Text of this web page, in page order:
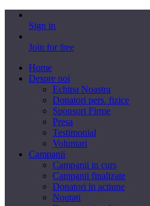
Sign in
Join for free
Home
Despre noi
Echipa Noastra
Donatori pers. fizice
Sponsori Firme
Presa
Testimonial
Voluntari
Campanii
Campanii in curs
Campanii finalizate
Donatori in actiune
Noutati